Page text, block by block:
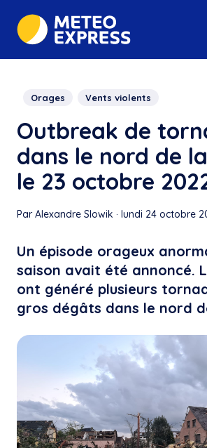
Orages Vents violents
Outbreak de
dans le nord de
le 23 octobre
Par Alexandre Slowik · lundi 24 octobre
Un épisode orageux
saison avait été annoncé.
ont généré plusieurs
gros dégâts dans le nord